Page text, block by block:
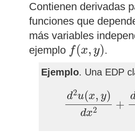
Contienen derivadas
funciones que
más variables
ejemplo f(x, y)
f(x,y) .
Ejemplo. Una EDP
d2u(x, y)
dx2 +
2u (x d